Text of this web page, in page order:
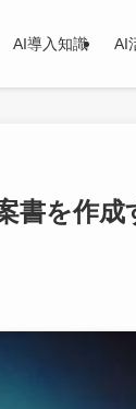
AI導入知識 AI
書を作